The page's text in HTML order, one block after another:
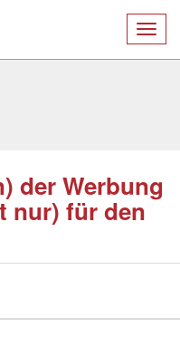
der Werbung
nur) für den